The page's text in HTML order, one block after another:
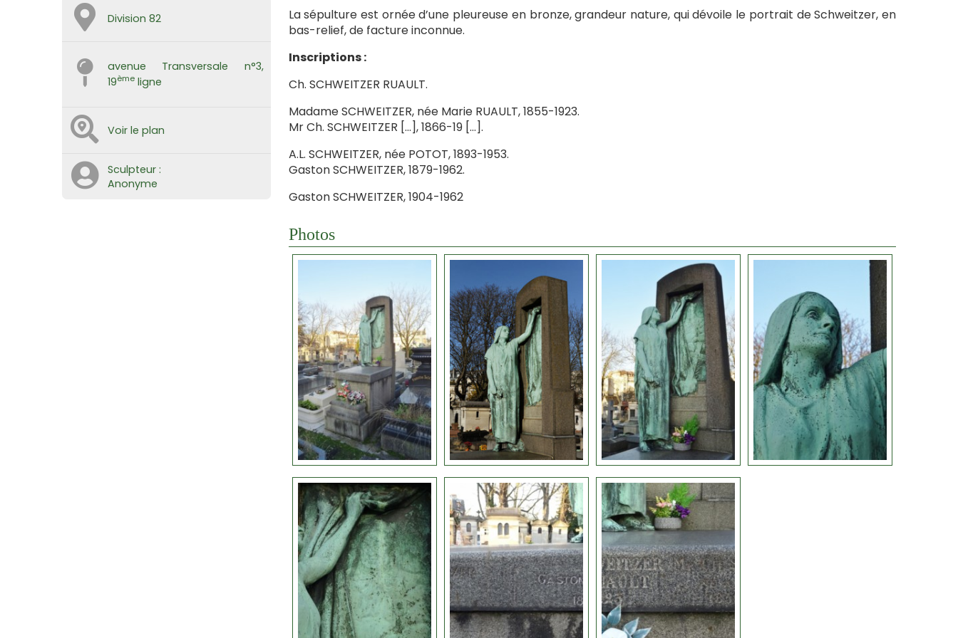
Division 82
avenue Transversale n°3,
19ème ligne
Voir le plan
Sculpteur :
Anonyme
La sépulture est ornée d’une pleureuse en bronze, grandeur nature, qui dévoile le portrait de Schweitzer, en
bas-relief, de facture inconnue.
Inscriptions :
Ch. SCHWEITZER RUAULT.
Madame SCHWEITZER, née Marie RUAULT, 1855-1923.
Mr Ch. SCHWEITZER […], 1866-19 […].
A.L. SCHWEITZER, née POTOT, 1893-1953.
Gaston SCHWEITZER, 1879-1962.
Gaston SCHWEITZER, 1904-1962
Photos